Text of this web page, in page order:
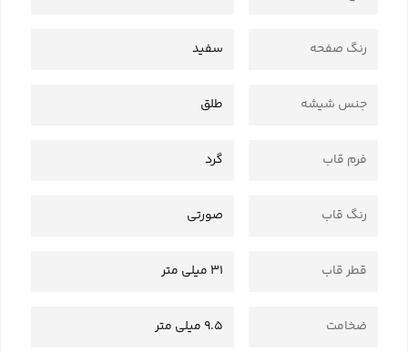
رنگ صفحه سفید
جنس شیشه طلق
فرم قاب گرد
رنگ قاب صورتی
قطر قاب 31 میلی متر
ضخامت 9.5 میلی متر